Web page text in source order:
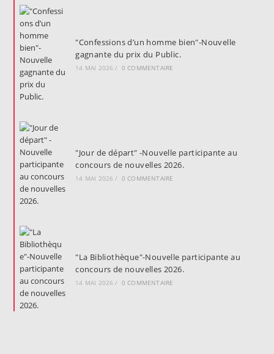
"Confessions d’un homme bien"-Nouvelle
gagnante du prix du Public.
14 MAI 2026 / 0 COMMENTAIRE
"Jour de départ" -Nouvelle participante au
concours de nouvelles 2026.
14 MAI 2026 / 0 COMMENTAIRE
"La Bibliothèque"-Nouvelle participante au
concours de nouvelles 2026.
14 MAI 2026 / 0 COMMENTAIRE